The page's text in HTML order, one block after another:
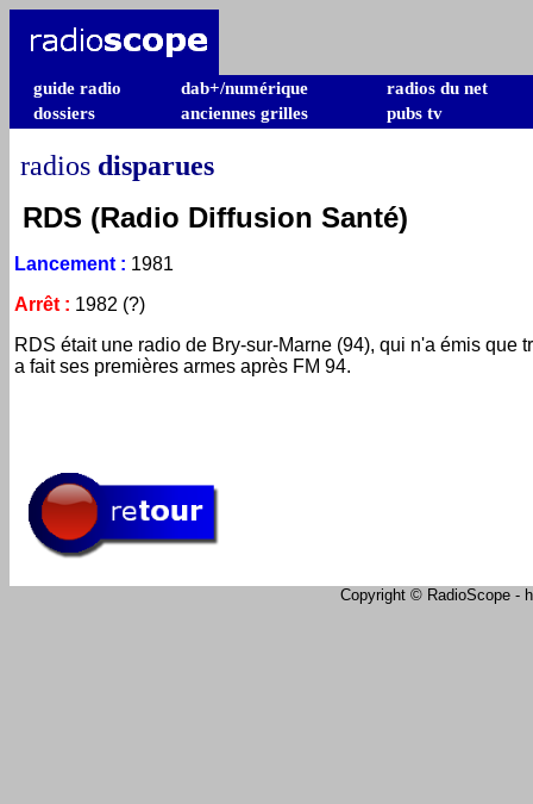
guide radio dab+/numérique
radios du net
dossiers
anciennes grilles pubs tv
radios disparues
RDS (Radio Diffusion Santé)
Lancement : 1981
Arrêt : 1982 (?)
RDS était une radio de Bry-sur-Marne (94), qui n'a émis
a fait ses premières armes après FM 94.
Copyright © RadioScope -